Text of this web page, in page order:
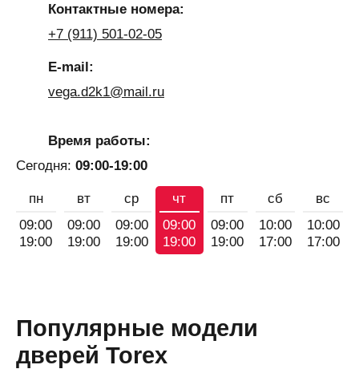
Контактные номера:
+7 (911) 501-02-05
E-mail:
vega.d2k1@mail.ru
Время работы:
Сегодня: 09:00-19:00
пн
09:00
19:00
вт
09:00
19:00
ср
09:00
19:00
чт
09:00
19:00
пт
09:00
19:00
сб
10:00
17:00
вс
10:00
17:00
Популярные модели
дверей Torex